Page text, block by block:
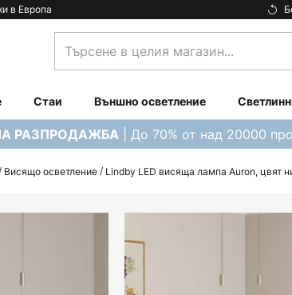
в Европа
магазин...
Стаи Външно осветление
РАЗПРОДАЖБА | До 70% от над 20000
Висящо осветление Lindby LED висяща лампа Auron, цвят